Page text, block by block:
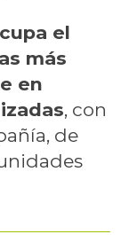
el
más
en
, con
de